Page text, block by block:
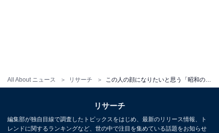
All About ニュース リサーチ
1 2
リサーチ
編集部が独自目線で調査したトピックスをはじめ、最新のリリース情報、ト
レンドに関するランキングなど、世の中で注目を集めている話題をお知らせ